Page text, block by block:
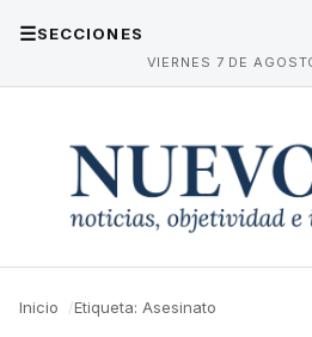
☰SECCIONES
VIERNES 7 DE
Inicio Etiqueta: Asesinato